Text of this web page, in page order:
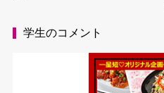
学生のコメント